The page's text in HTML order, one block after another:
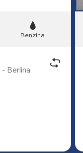
Benzina